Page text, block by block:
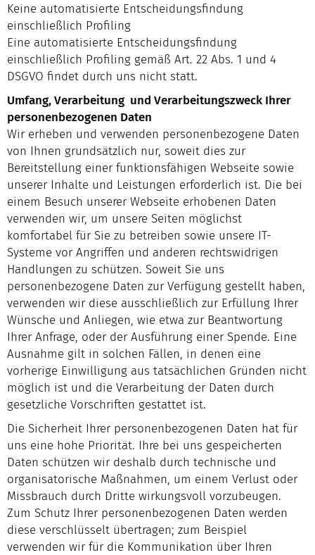
Keine automatisierte Entscheidungsfindung
einschließlich Profiling
Eine automatisierte Entscheidungsfindung
einschließlich Profiling gemäß Art. 22 Abs. 1 und 4
DSGVO findet durch uns nicht statt.
Umfang, Verarbeitung und Verarbeitungszweck Ihrer
personenbezogenen Daten
Wir erheben und verwenden personenbezogene Daten
von Ihnen grundsätzlich nur, soweit dies zur
Bereitstellung einer funktionsfähigen Webseite sowie
unserer Inhalte und Leistungen erforderlich ist. Die bei
einem Besuch unserer Webseite erhobenen Daten
verwenden wir, um unsere Seiten möglichst
komfortabel für Sie zu betreiben sowie unsere IT-
Systeme vor Angriffen und anderen rechtswidrigen
Handlungen zu schützen. Soweit Sie uns
personenbezogene Daten zur Verfügung gestellt haben,
verwenden wir diese ausschließlich zur Erfüllung Ihrer
Wünsche und Anliegen, wie etwa zur Beantwortung
Ihrer Anfrage, oder der Ausführung einer Spende. Eine
Ausnahme gilt in solchen Fällen, in denen eine
vorherige Einwilligung aus tatsächlichen Gründen nicht
möglich ist und die Verarbeitung der Daten durch
gesetzliche Vorschriften gestattet ist.
Die Sicherheit Ihrer personenbezogenen Daten hat für
uns eine hohe Priorität. Ihre bei uns gespeicherten
Daten schützen wir deshalb durch technische und
organisatorische Maßnahmen, um einem Verlust oder
Missbrauch durch Dritte wirkungsvoll vorzubeugen.
Zum Schutz Ihrer personenbezogenen Daten werden
diese verschlüsselt übertragen; zum Beispiel
verwenden wir für die Kommunikation über Ihren